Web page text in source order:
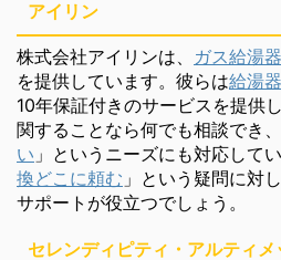
アイリン
株式会社アイリンは、 ガス給湯
を提供しています。彼らは給湯
10年保証付きのサービスを提供し
関することなら何でも相談でき
い 」というニーズにも対応して
換どこに頼む 」という疑問に対
サポートが役立つでしょう。
セレンディピティ・アルティメ